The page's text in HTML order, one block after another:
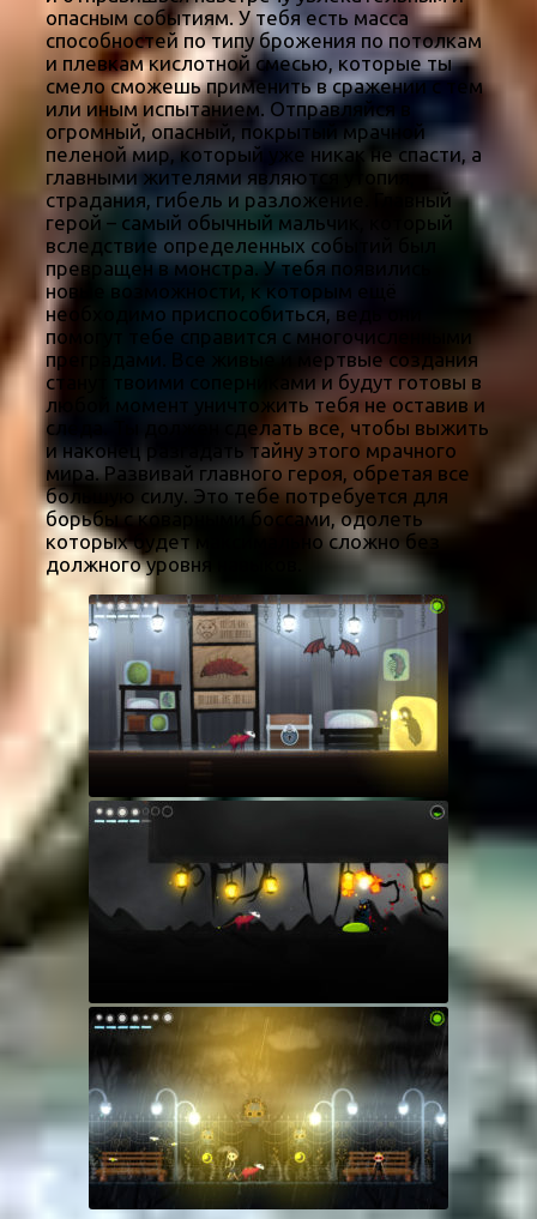
опасным событиям. У тебя есть масса
способностей по типу брожения по потолкам
и плевкам кислотной смесью, которые ты
смело сможешь применить в сражении с тем
или иным испытанием. Отправляйся в
огромный, опасный, покрытый мрачной
пеленой мир, который уже никак не спасти, а
главными жителями являются утопия,
страдания, гибель и разложение. Главный
герой – самый обычный мальчик, который
вследствие определенных событий был
превращен в монстра. У тебя появились
новые возможности, к которым ещё
необходимо приспособиться, ведь они
помогут тебе справится с многочисленными
преградами. Все живые и мертвые создания
станут твоими соперниками и будут готовы в
любой момент уничтожить тебя не оставив и
следа. Ты должен сделать все, чтобы выжить
и наконец разгадать тайну этого мрачного
мира. Развивай главного героя, обретая все
большую силу. Это тебе потребуется для
борьбы с коварными боссами, одолеть
которых будет максимально сложно без
должного уровня навыков.